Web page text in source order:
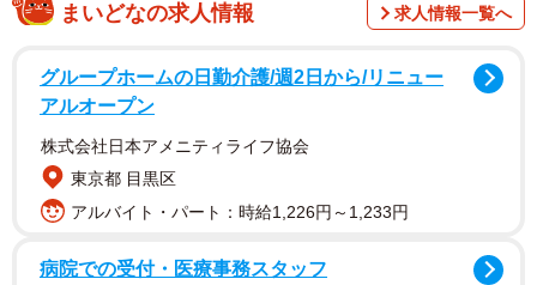
まいどなの求人情報 求人情報一覧へ
グループホームの日勤介護/週2日から/リニュー
アルオープン
株式会社日本アメニティライフ協会
東京都 目黒区
アルバイト・パート：時給1,226円～1,233円
病院での受付・医療事務スタッフ